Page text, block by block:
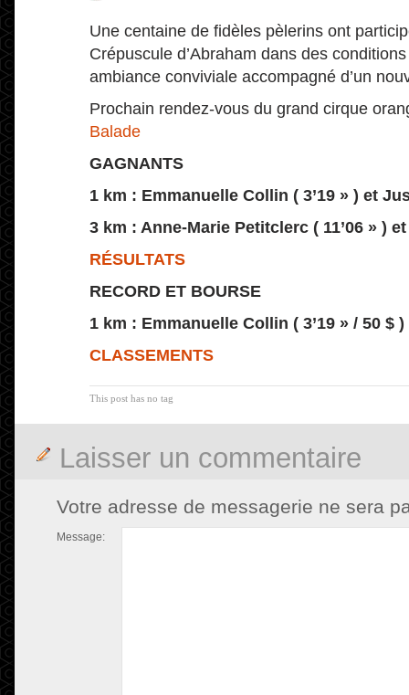
Une centaine de fidèles pèlerins ont
Crépuscule d’Abraham dans des
ambiance conviviale accompagné d’un
Prochain rendez-vous du grand cirque
Balade
GAGNANTS
1 km : Emmanuelle Collin ( 3’19 » ) et
3 km : Anne-Marie Petitclerc ( 11’06 » )
RÉSULTATS
RECORD ET BOURSE
1 km : Emmanuelle Collin ( 3’19 » / 50 $ )
CLASSEMENTS
This post has no tag
Laisser un commentaire
Votre adresse de messagerie ne sera
Message: